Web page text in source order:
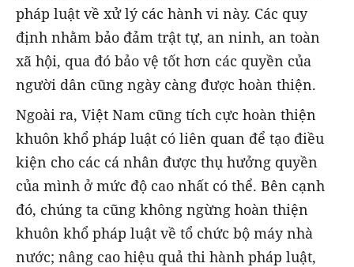
pháp luật về xử lý các hành vi này. Các quy
định nhằm bảo đảm trật tự, an ninh, an toàn
xã hội, qua đó bảo vệ tốt hơn các quyền của
người dân cũng ngày càng được hoàn thiện.
Ngoài ra, Việt Nam cũng tích cực hoàn thiện
khuôn khổ pháp luật có liên quan để tạo điều
kiện cho các cá nhân được thụ hưởng quyền
của mình ở mức độ cao nhất có thể. Bên cạnh
đó, chúng ta cũng không ngừng hoàn thiện
khuôn khổ pháp luật về tổ chức bộ máy nhà
nước; nâng cao hiệu quả thi hành pháp luật,